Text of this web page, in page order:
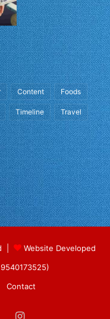
Content Foods
Timeline Travel
|
Website Developed
Contact
Instagram